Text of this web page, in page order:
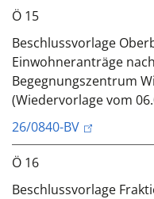
Ö 15
Beschlussvorlage
Einwohneranträge
Begegnungszentrum
(Wiedervorlage vom
26/0840-BV
Ö 16
Beschlussvorlage